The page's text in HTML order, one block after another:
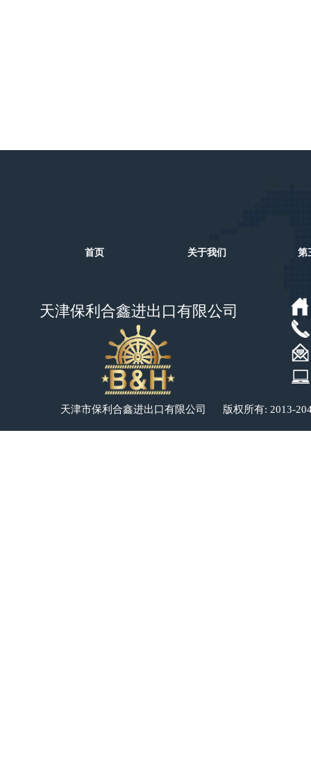
首页 关于我们 第
天津保利合鑫进出口有限公司
天津市保利合鑫进出口有限公司 版权所有: 2013-